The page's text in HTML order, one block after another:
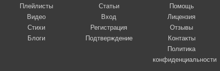
Плейлисты
Видео
Стихи
Блоги
Статьи
Вход
Регистрация
Подтверждение
Помощь
Лицензия
Отзывы
Контакты
Политика
конфиденциальности